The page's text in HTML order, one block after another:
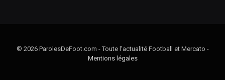
© 2026 ParolesDeFoot.com - Toute l'actualité Football et Mercato -
Mentions légales